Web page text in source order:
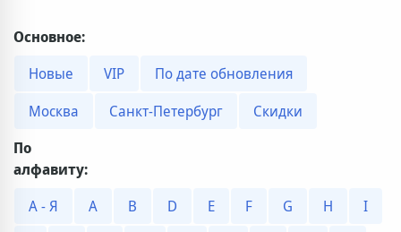
Основное:
Новые
VIP
По дате обновления
Москва
Санкт-Петербург
Скидки
По
алфавиту:
А - Я
A B D E F G H
I